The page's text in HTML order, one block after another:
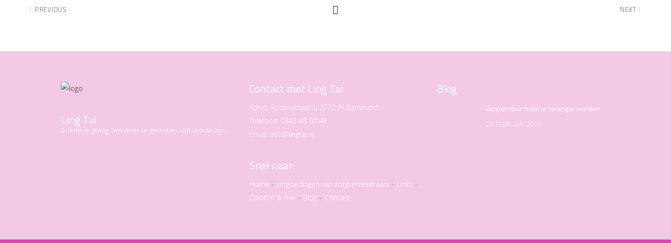
PREVIOUS NEXT
Ling Tai
Ik help je graag om weer te genieten van Vrouw zijn.
Contact met Ling Tai
Adres: Rozenstraat 1, 3772 JH Barneveld
Telefoon: 0342-48 00 48
Email: info@lingtai.nl
Snel naar:
Home – vergoedingen van zorgverzekeraars – Links –
Colofon & Avw– Blog– Contact
Blog
Acupunctuur helpt je zwanger worden
20 FEBRUARI 2019